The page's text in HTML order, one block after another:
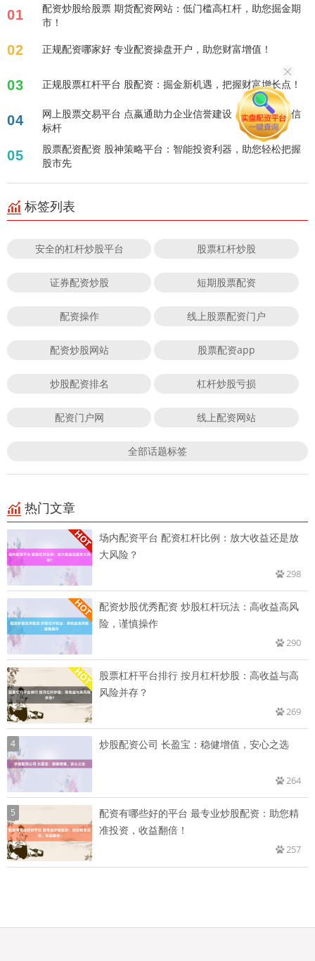
01
配资炒股给股票 期货配资网站：低门槛高杠杆，助您掘金期
市！
02 正规配资哪家好 专业配资操盘开户，助您财富增值！
03 正规股票杠杆平台 股配资：掘金新机遇，把握财富增长点！
04
网上股票交易平台 点嬴通助力企业信誉建设，打造行业诚信
标杆
05
股票配资配资 股神策略平台：智能投资利器，助您轻松把握
股市先
标签列表
安全的杠杆炒股平台 股票杠杆炒股
证券配资炒股 短期股票配资
配资操作 线上股票配资门户
配资炒股网站 股票配资app
炒股配资排名 杠杆炒股亏损
配资门户网 线上配资网站
全部话题标签
热门文章
场内配资平台 配资杠杆比例：放大收益还是放
大风险？
298
配资炒股优秀配资 炒股杠杆玩法：高收益高风
险，谨慎操作
290
股票杠杆平台排行 按月杠杆炒股：高收益与高
风险并存？
269
4 炒股配资公司 长盈宝：稳健增值，安心之选
264
5
配资有哪些好的平台 最专业炒股配资：助您精
准投资，收益翻倍！
257